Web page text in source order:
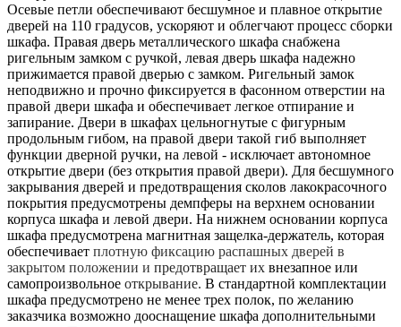
Осевые петли обеспечивают бесшумное и плавное открытие
дверей на 110 градусов, ускоряют и облегчают процесс сборки
шкафа. Правая дверь металлического шкафа снабжена
ригельным замком с ручкой, левая дверь шкафа надежно
прижимается правой дверью с замком. Ригельный замок
неподвижно и прочно фиксируется в фасонном отверстии на
правой двери шкафа и обеспечивает легкое отпирание и
запирание. Двери в шкафах цельногнутые с фигурным
продольным гибом, на правой двери такой гиб выполняет
функции дверной ручки, на левой - исключает автономное
открытие двери (без открытия правой двери). Для бесшумного
закрывания дверей и предотвращения сколов лакокрасочного
покрытия предусмотрены демпферы на верхнем основании
корпуса шкафа и левой двери. На нижнем основании корпуса
шкафа предусмотрена магнитная защелка-держатель, которая
обеспечивает плотную фиксацию распашных дверей в
закрытом положении и предотвращает их внезапное или
самопроизвольное открывание. В стандартной комплектации
шкафа предусмотрено не менее трех полок, по желанию
заказчика возможно дооснащение шкафа дополнительными